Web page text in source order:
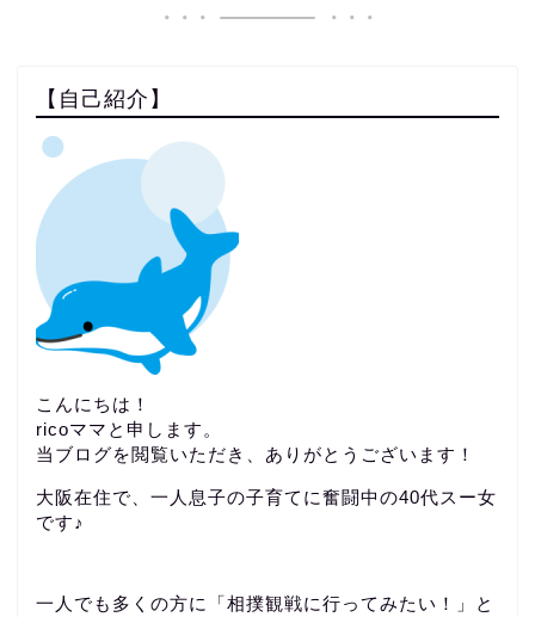
【自己紹介】
こんにちは！
ricoママと申します。
当ブログを閲覧いただき、ありがとうございます！
大阪在住で、一人息子の子育てに奮闘中の40代スー女
です♪
一人でも多くの方に「相撲観戦に行ってみたい！」と